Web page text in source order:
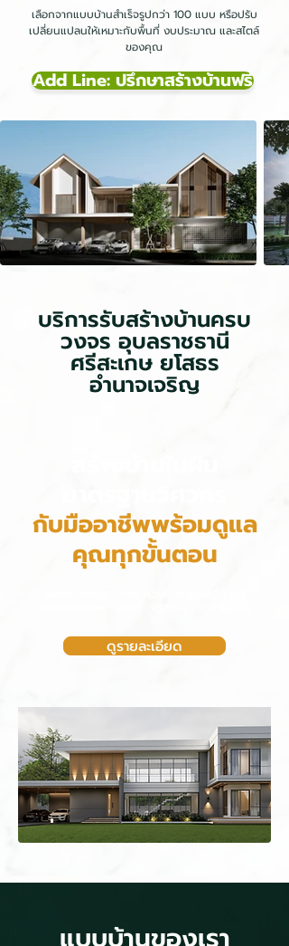
เลือกจากแบบบ้านสำเร็จรูปกว่า 100 แบบ หรือปรับ
เปลี่ยนแปลนให้เหมาะกับพื้นที่ งบประมาณ และสไตล์
ของคุณ
Add Line: ปรึกษาสร้างบ้านฟรี
บริการรับสร้างบ้านครบ
วงจร อุบลราชธานี
ศรีสะเกษ ยโสธร
อำนาจเจริญ
กับมืออาชีพพร้อมดูแล
คุณทุกขั้นตอน
ดูรายละเอียด